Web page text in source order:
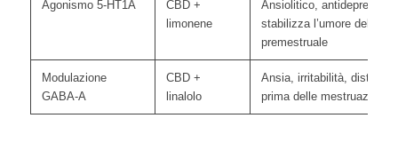
Agonismo 5-HT1A
CBD +
limonene
Ansiolitico,
stabilizza l’umore della
premestruale
Modulazione
GABA-A
CBD +
linalolo
Ansia, irritabilità, disturbi
prima delle mestruazioni